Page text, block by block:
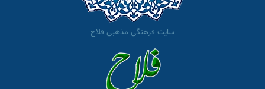
سایت فرهنگی مذهبی فلاح